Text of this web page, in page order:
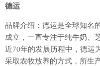
德运
品牌介绍：德运是全球知名
成立，一直专注于纯牛奶、
近70年的发展历程中，德运
采取农牧放养的方式，所生